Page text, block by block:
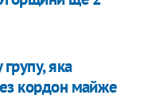
яка
кордон майже